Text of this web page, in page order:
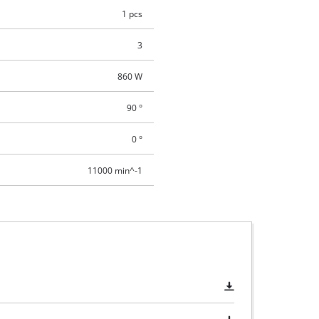
1 pcs
3
860 W
90 °
0 °
11000 min^-1